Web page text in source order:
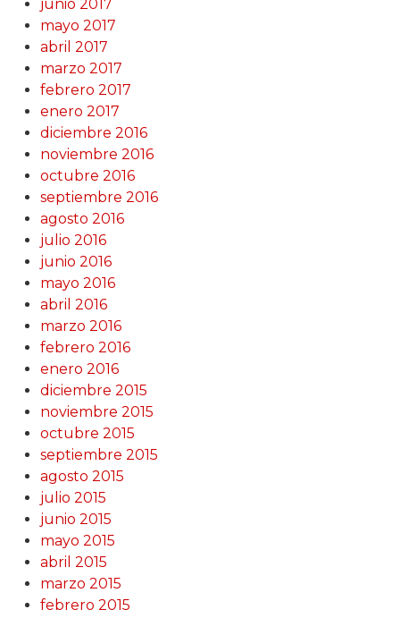
junio 2017
mayo 2017
abril 2017
marzo 2017
febrero 2017
enero 2017
diciembre 2016
noviembre 2016
octubre 2016
septiembre 2016
agosto 2016
julio 2016
junio 2016
mayo 2016
abril 2016
marzo 2016
febrero 2016
enero 2016
diciembre 2015
noviembre 2015
octubre 2015
septiembre 2015
agosto 2015
julio 2015
junio 2015
mayo 2015
abril 2015
marzo 2015
febrero 2015